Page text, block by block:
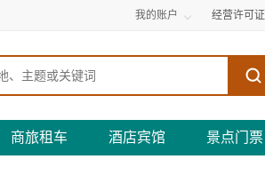
我的账户 经营许可证
商旅租车 酒店宾馆 景点门票